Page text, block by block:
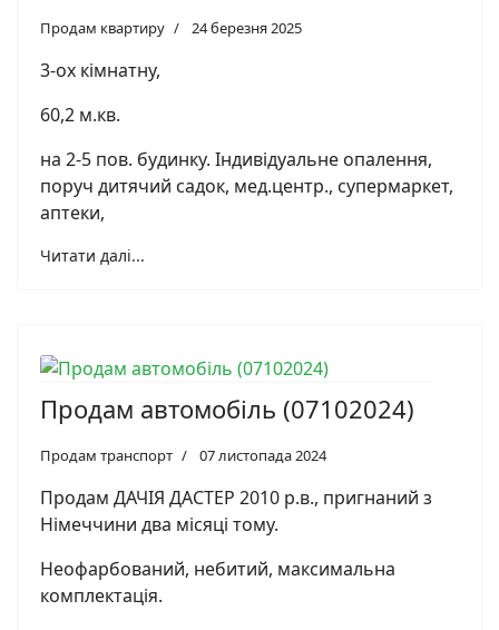
Продам квартиру 24 березня 2025
3-ох кімнатну,
60,2 м.кв.
на 2-5 пов. будинку. Індивідуальне опалення,
поруч дитячий садок, мед.центр., супермаркет,
аптеки,
Читати далі...
Продам автомобіль (07102024)
Продам транспорт 07 листопада 2024
Продам ДАЧІЯ ДАСТЕР 2010 р.в., пригнаний з
Німеччини два місяці тому.
Неофарбований, небитий, максимальна
комплектація.